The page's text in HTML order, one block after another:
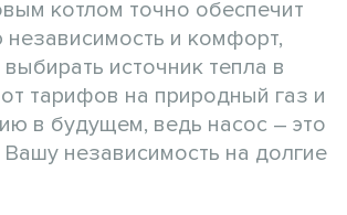
котлом точно обеспечит
и комфорт,
источник тепла в
тарифов на природный газ и
в будущем, ведь насос – это
Вашу независимость на долгие